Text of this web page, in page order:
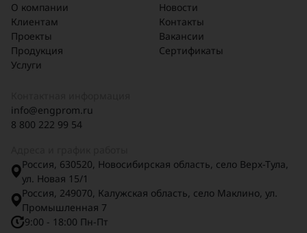
О компании
Клиентам
Проекты
Продукция
Услуги
Новости
Контакты
Вакансии
Сертификаты
info@engprom.ru
8 800 222 99 54
Россия, 630520, Новосибирская область, село Верх-Тула,
ул. Новая 15/1
Россия, 249070, Калужская область, село Маклино, ул.
Промышленная 7
9:00 - 18:00 Пн-Пт